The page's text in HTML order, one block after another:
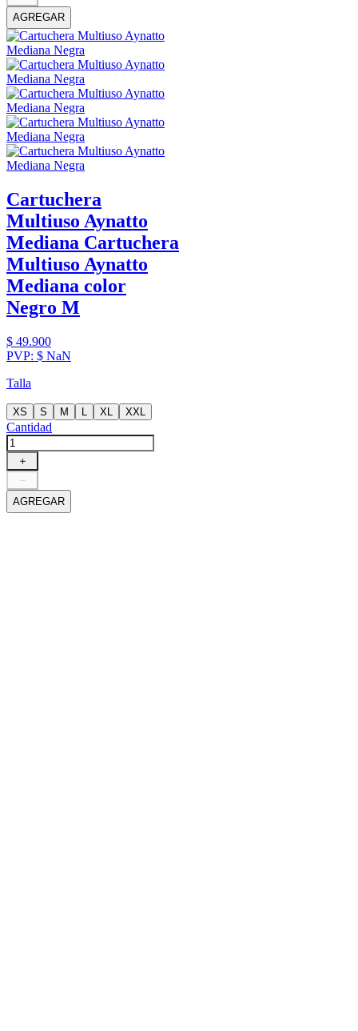
AGREGAR
Cartuchera
Multiuso Aynatto
Mediana Cartuchera
Multiuso Aynatto
Mediana color
Negro M
$ 49.900
PVP: $ NaN
Talla
XS S M L XL XXL
Cantidad
＋
－
AGREGAR